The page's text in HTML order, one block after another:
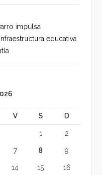
impulsa
educativa
V S D
1 2
7 8 9
14 15 16